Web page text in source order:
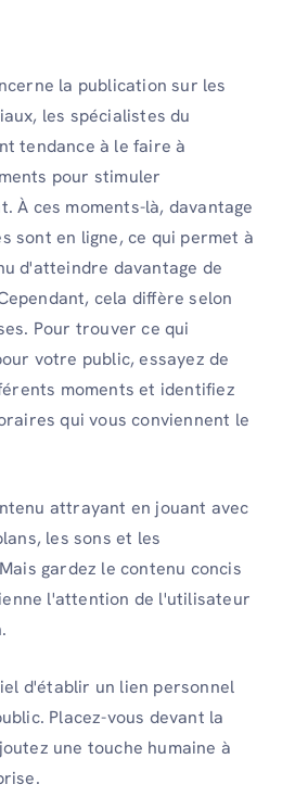
la publication sur les
les spécialistes du
tendance à le faire à
pour stimuler
À ces moments-là, davantage
sont en ligne, ce qui permet à
d'atteindre davantage de
cela diffère selon
Pour trouver ce qui
votre public, essayez de
moments et identifiez
qui vous conviennent le
attrayant en jouant avec
les sons et les
gardez le contenu concis
l'attention de l'utilisateur
d'établir un lien personnel
Placez-vous devant la
une touche humaine à